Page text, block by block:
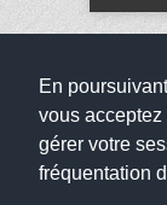
En
vous
gérer votre
fréquentation